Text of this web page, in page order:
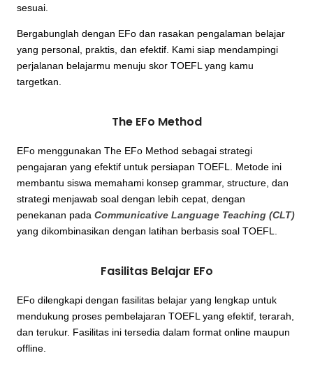
sesuai.
Bergabunglah dengan EFo dan rasakan pengalaman belajar
yang personal, praktis, dan efektif. Kami siap mendampingi
perjalanan belajarmu menuju skor TOEFL yang kamu
targetkan.
The EFo Method
EFo menggunakan The EFo Method sebagai strategi
pengajaran yang efektif untuk persiapan TOEFL. Metode ini
membantu siswa memahami konsep grammar, structure, dan
strategi menjawab soal dengan lebih cepat, dengan
penekanan pada Communicative Language Teaching (CLT)
yang dikombinasikan dengan latihan berbasis soal TOEFL.
Fasilitas Belajar EFo
EFo dilengkapi dengan fasilitas belajar yang lengkap untuk
mendukung proses pembelajaran TOEFL yang efektif, terarah,
dan terukur. Fasilitas ini tersedia dalam format online maupun
offline.